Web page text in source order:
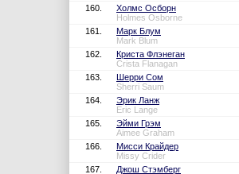
160.
Холмс Осборн
Holmes Osborne
161.
Марк Блум
Mark Blum
162.
Криста Флэнеган
Crista Flanagan
163.
Шерри Сом
Sherri Saum
164.
Эрик Ланж
Eric Lange
165.
Эйми Грэм
Aimee Graham
166.
Мисси Крайдер
Missy Crider
167.
Джош Стэмберг